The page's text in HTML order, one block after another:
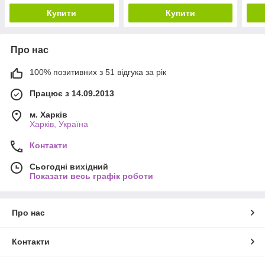
Купити Купити
Про нас
100% позитивних з 51 відгука за рік
Працює з 14.09.2013
м. Харків
Харків, Україна
Контакти
Сьогодні вихідний
Показати весь графік роботи
Про нас
Контакти